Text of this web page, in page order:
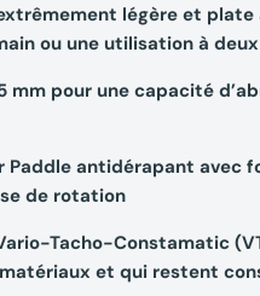
légère et
ou une utilisation à
mm pour une capacité
Paddle antidérapant avec
de rotation
Tacho-Constamatic
et qui restent